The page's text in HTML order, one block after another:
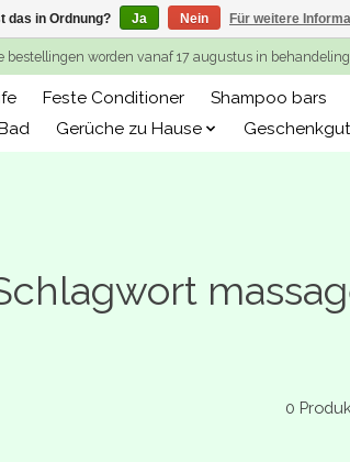
worden vanaf 17 augustus in behandeling
Feste Conditioner Shampoo bars
Gerüche zu Hause
0
das in Ordnung? Ja Nein Für weitere